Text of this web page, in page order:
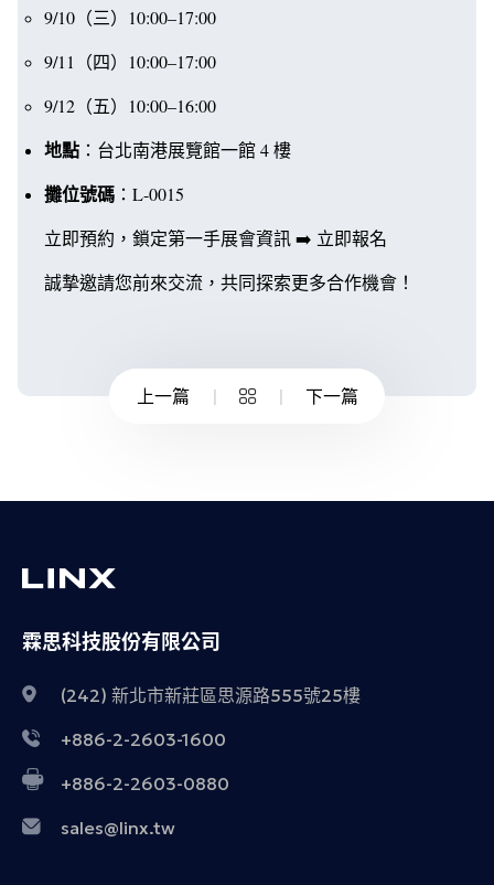
9/10（三）10:00–17:00
9/11（四）10:00–17:00
9/12（五）10:00–16:00
地點 ：台北南港展覽館一館 4 樓
攤位號碼 ：L-0015
立即預約，鎖定第一手展會資訊 ➡️ 立即報名
誠摯邀請您前來交流，共同探索更多合作機會！
上一篇 下一篇
霖思科技股份有限公司
(242) 新北市新莊區思源路555號25樓
+886-2-2603-1600
+886-2-2603-0880
sales@linx.tw